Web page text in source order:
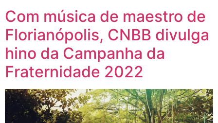
Com música de maestro de
Florianópolis, CNBB divulga
hino da Campanha da
Fraternidade 2022